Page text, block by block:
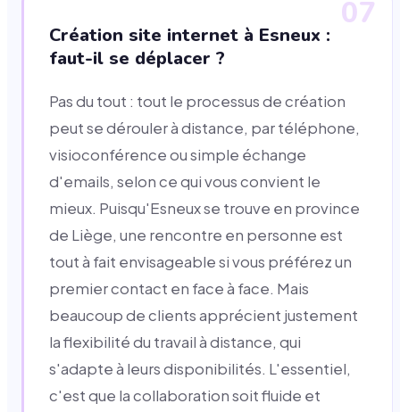
07
Création site internet à Esneux :
faut-il se déplacer ?
Pas du tout : tout le processus de création
peut se dérouler à distance, par téléphone,
visioconférence ou simple échange
d'emails, selon ce qui vous convient le
mieux. Puisqu'Esneux se trouve en province
de Liège, une rencontre en personne est
tout à fait envisageable si vous préférez un
premier contact en face à face. Mais
beaucoup de clients apprécient justement
la flexibilité du travail à distance, qui
s'adapte à leurs disponibilités. L'essentiel,
c'est que la collaboration soit fluide et